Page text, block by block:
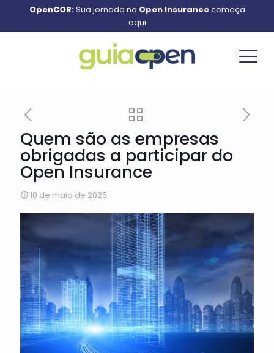
OpenCOR:Sua jornada no Open Insurancecomeça
aqui
Quem são as empresas
obrigadas a participar do
Open Insurance
10 de maio de 2025